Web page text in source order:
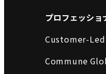
プロフェッショ
Customer-
Commune